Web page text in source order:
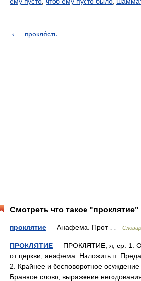
прокля́сть
Смотреть что такое "проклятие"
проклятие — Анафема. Прот …
ПРОКЛЯТИЕ — ПРОКЛЯТИЕ, я, ср. 1.
от церкви, анафема. Наложить п.
2. Крайнее и бесповоротное
Бранное слово, выражение